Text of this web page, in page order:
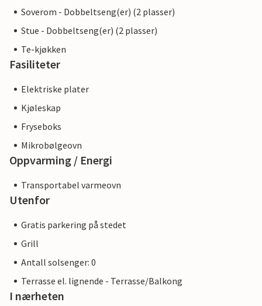
Soverom - Dobbeltseng(er) (2 plasser)
Stue - Dobbeltseng(er) (2 plasser)
Te-kjøkken
Fasiliteter
Elektriske plater
Kjøleskap
Fryseboks
Mikrobølgeovn
Oppvarming / Energi
Transportabel varmeovn
Utenfor
Gratis parkering på stedet
Grill
Antall solsenger: 0
Terrasse el. lignende - Terrasse/Balkong
I nærheten